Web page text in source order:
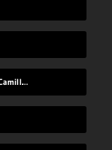
Verpflanzlichte Holzgegenstände von Camille Kachani